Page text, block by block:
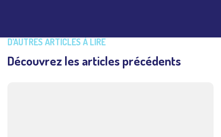
D'AUTRES ARTICLES À LIRE
Découvrez les articles précédents